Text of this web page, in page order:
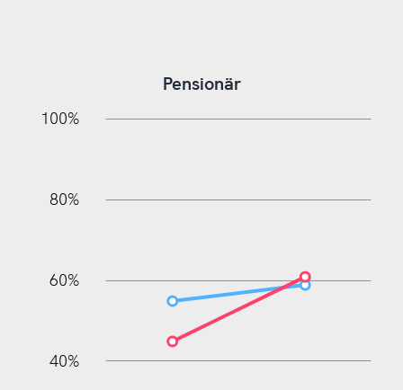
Pensionär
100%
80%
60%
40%